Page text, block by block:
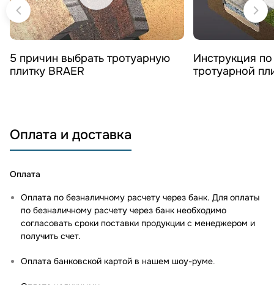
Смотреть видео
5 причин выбрать тротуарную
плитку BRAER
Смотреть
Инструкция
тротуарной
Оплата и доставка
Оплата
Оплата по безналичному расчету через банк. Для оплаты
по безналичному расчету через банк необходимо
согласовать сроки поставки продукции с менеджером и
получить счет.
Оплата банковской картой в нашем шоу-руме.